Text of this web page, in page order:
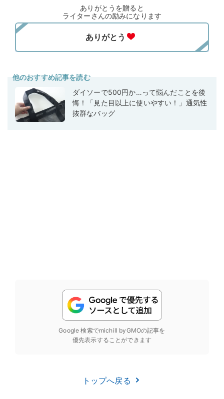
ありがとうを贈ると
ライターさんの励みになります
他のおすすめ記事を読む
ダイソーで500円か…って悩んだことを後
悔！「見た目以上に使いやすい！」通気性
抜群なバッグ
Google 検索でmichill byGMOの記事を
優先表示することができます
トップへ戻る